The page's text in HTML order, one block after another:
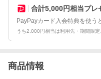
合計5,000円相当プレ
PayPayカード入会特典を使う
うち2,000円相当は利用先・期間限定
商品情報